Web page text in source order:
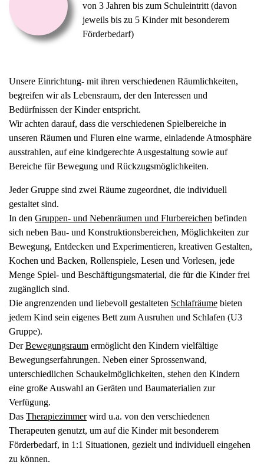
von 3 Jahren bis zum Schuleintritt (davon
jeweils bis zu 5 Kinder mit besonderem
Förderbedarf)
Unsere Einrichtung- mit ihren verschiedenen Räumlichkeiten,
begreifen wir als Lebensraum, der den Interessen und
Bedürfnissen der Kinder entspricht.
Wir achten darauf, dass die verschiedenen Spielbereiche in
unseren Räumen und Fluren eine warme, einladende Atmosphäre
ausstrahlen, auf eine kindgerechte Ausgestaltung sowie auf
Bereiche für Bewegung und Rückzugsmöglichkeiten.
Jeder Gruppe sind zwei Räume zugeordnet, die individuell
gestaltet sind.
In den Gruppen- und Nebenräumen und Flurbereichen befinden
sich neben Bau- und Konstruktionsbereichen, Möglichkeiten zur
Bewegung, Entdecken und Experimentieren, kreativen Gestalten,
Kochen und Backen, Rollenspiele, Lesen und Vorlesen, jede
Menge Spiel- und Beschäftigungsmaterial, die für die Kinder frei
zugänglich sind.
Die angrenzenden und liebevoll gestalteten Schlafräume bieten
jedem Kind sein eigenes Bett zum Ausruhen und Schlafen (U3
Gruppe).
DerBewegungsraum ermöglicht den Kindern vielfältige
Bewegungserfahrungen. Neben einer Sprossenwand,
unterschiedlichen Schaukelmöglichkeiten, stehen den Kindern
eine große Auswahl an Geräten und Baumaterialien zur
Verfügung.
Das Therapiezimmerwird u.a. von den verschiedenen
Therapeuten genutzt, um auf die Kinder mit besonderem
Förderbedarf, in 1:1 Situationen, gezielt und individuell eingehen
zu können.